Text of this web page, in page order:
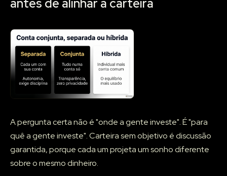
antes de alinhar a carteira
A pergunta certa não é "onde a gente investe". É "para
quê a gente investe". Carteira sem objetivo é discussão
garantida, porque cada um projeta um sonho diferente
sobre o mesmo dinheiro.